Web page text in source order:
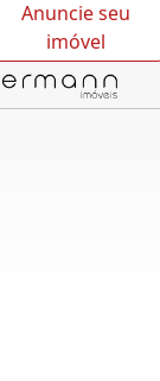
Anuncie seu
imóvel